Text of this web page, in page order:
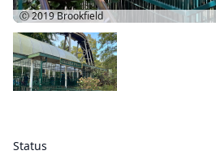
Status
Ⓒ 2019Brookfield